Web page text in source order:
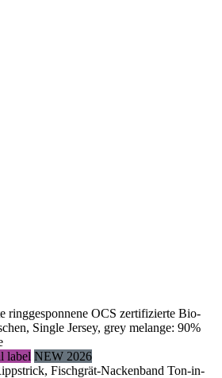
ringgesponnene OCS zertifizierte Bio-
Single Jersey, grey melange: 90%
label NEW 2026
Fischgrät-Nackenband Ton-in-